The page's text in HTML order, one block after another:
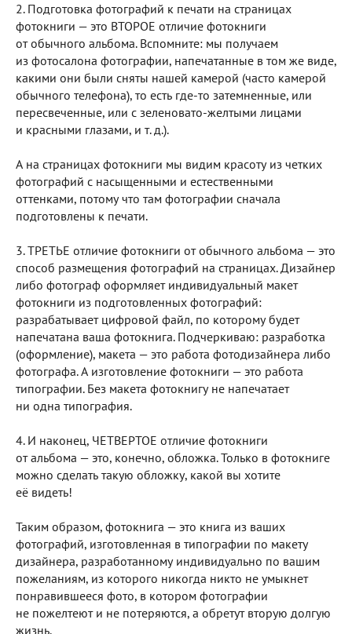
2. Подготовка фотографий к печати на страницах
фотокниги — это ВТОРОЕ отличие фотокниги
от обычного альбома. Вспомните: мы получаем
из фотосалона фотографии, напечатанные в том же виде,
какими они были сняты нашей камерой (часто камерой
обычного телефона), то есть где-то затемненные, или
пересвеченные, или с зеленовато-желтыми лицами
и красными глазами, и т. д.).
А на страницах фотокниги мы видим красоту из четких
фотографий с насыщенными и естественными
оттенками, потому что там фотографии сначала
подготовлены к печати.
3. ТРЕТЬЕ отличие фотокниги от обычного альбома — это
способ размещения фотографий на страницах. Дизайнер
либо фотограф оформляет индивидуальный макет
фотокниги из подготовленных фотографий:
разрабатывает цифровой файл, по которому будет
напечатана ваша фотокнига. Подчеркиваю: разработка
(оформление), макета — это работа фотодизайнера либо
фотографа. А изготовление фотокниги — это работа
типографии. Без макета фотокнигу не напечатает
ни одна типография.
4. И наконец, ЧЕТВЕРТОЕ отличие фотокниги
от альбома — это, конечно, обложка. Только в фотокниге
можно сделать такую обложку, какой вы хотите
её видеть!
Таким образом, фотокнига — это книга из ваших
фотографий, изготовленная в типографии по макету
дизайнера, разработанному индивидуально по вашим
пожеланиям, из которого никогда никто не умыкнет
понравившееся фото, в котором фотографии
не пожелтеют и не потеряются, а обретут вторую долгую
жизнь.